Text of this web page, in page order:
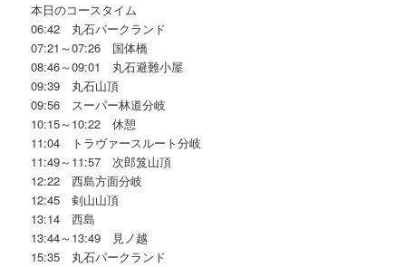
本日のコースタイム
06:42 丸石パークランド
07:21～07:26 国体橋
08:46～09:01 丸石避難小屋
09:39 丸石山頂
09:56 スーパー林道分岐
10:15～10:22 休憩
11:04 トラヴァースルート分岐
11:49～11:57 次郎笈山頂
12:22 西島方面分岐
12:45 剣山山頂
13:14 西島
13:44～13:49 見ノ越
15:35 丸石パークランド